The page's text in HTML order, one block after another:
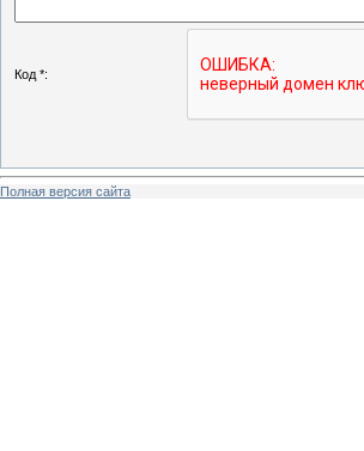
Код *:
Полная версия сайта